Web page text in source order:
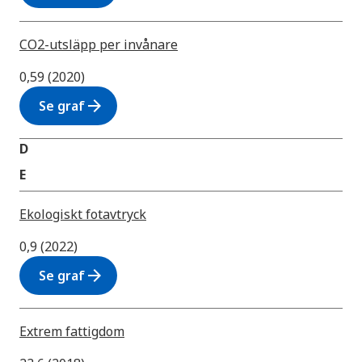
CO2-utsläpp per invånare
0,59 (2020)
Se grafarrow_forward
D
E
Ekologiskt fotavtryck
0,9 (2022)
Se grafarrow_forward
Extrem fattigdom